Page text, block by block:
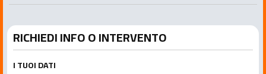
RICHIEDI INFO O INTERVENTO
I TUOI DATI